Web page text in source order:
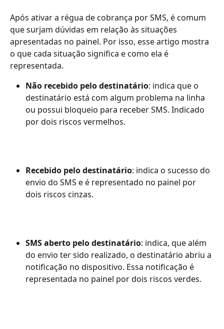
Após ativar a régua de cobrança por SMS, é comum
que surjam dúvidas em relação às situações
apresentadas no painel. Por isso, esse artigo mostra
o que cada situação significa e como ela é
representada.
Não recebido pelo destinatário: indica que o
destinatário está com algum problema na linha
ou possui bloqueio para receber SMS. Indicado
por dois riscos vermelhos.
Recebido pelo destinatário: indica o sucesso do
envio do SMS e é representado no painel por
dois riscos cinzas.
SMS aberto pelo destinatário: indica, que além
do envio ter sido realizado, o destinatário abriu a
notificação no dispositivo. Essa notificação é
representada no painel por dois riscos verdes.